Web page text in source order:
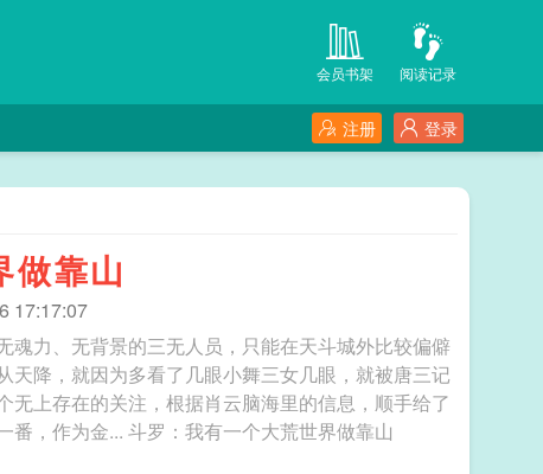
阅读记录
会员书架
登录
注册
做靠山
17:17:07
魂力、无背景的三无人员，只能在天斗城外比较偏僻
天降，就因为多看了几眼小舞三女几眼，就被唐三记
上存在的关注，根据肖云脑海里的信息，顺手给了
捞出了一个即将落入深渊的奇特世界，改造了一番，作为金... 斗罗：我有一个大荒世界做靠山